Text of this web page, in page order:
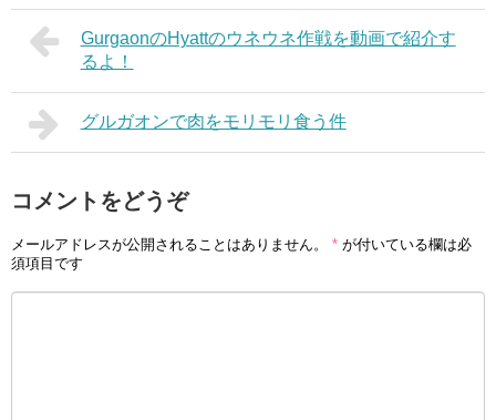
GurgaonのHyattのウネウネ作戦を動画で紹介す
るよ！
グルガオンで肉をモリモリ食う件
コメントをどうぞ
メールアドレスが公開されることはありません。 * が付いている欄は必
須項目です